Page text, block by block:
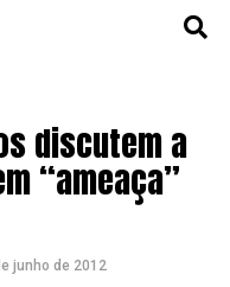
discutem a
“ameaça”
junho de 2012